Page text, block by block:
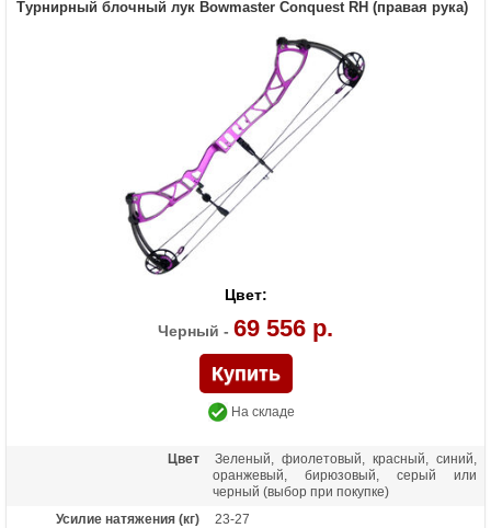
Расстояние между осями
40 дюймов
Рукоять - алюминий 6061-Т6, блоки -
алюминий 7075-Т6, тетива - нить BCY-X
Развлечение, спорт
Турнирный блочный лук Bowmaster Conquest RH (правая рука)
Цвет:
Черный - 69 556 р.
На складе
Цвет
Зеленый, фиолетовый, красный, синий,
оранжевый, бирюзовый, серый или
черный (выбор при покупке)
Усилие натяжения (кг)
23-27